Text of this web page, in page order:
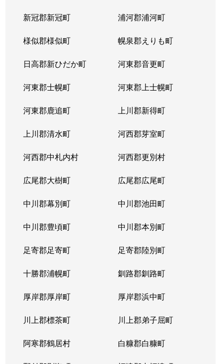
新冠郡新冠町 浦河郡浦河町
様似郡様似町 幌泉郡えりも町
日高郡新ひだか町 河東郡音更町
河東郡士幌町 河東郡上士幌町
河東郡鹿追町 上川郡新得町
上川郡清水町 河西郡芽室町
河西郡中札内村 河西郡更別村
広尾郡大樹町 広尾郡広尾町
中川郡幕別町 中川郡池田町
中川郡豊頃町 中川郡本別町
足寄郡足寄町 足寄郡陸別町
十勝郡浦幌町 釧路郡釧路町
厚岸郡厚岸町 厚岸郡浜中町
川上郡標茶町 川上郡弟子屈町
阿寒郡鶴居村 白糠郡白糠町